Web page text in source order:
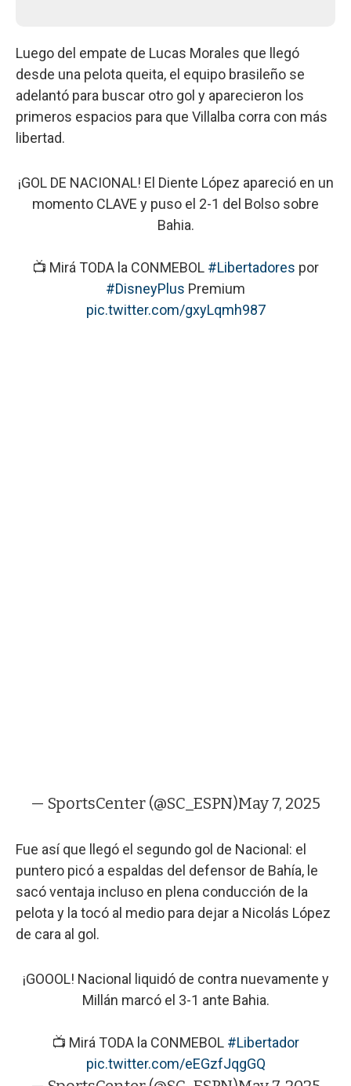
Luego del empate de Lucas Morales que llegó
desde una pelota queita, el equipo brasileño se
adelantó para buscar otro gol y aparecieron los
primeros espacios para que Villalba corra con más
libertad.
¡GOL DE NACIONAL! El Diente López apareció en un
momento CLAVE y puso el 2-1 del Bolso sobre
Bahia.
📺 Mirá TODA la CONMEBOL #Libertadores por
#DisneyPlus Premium
pic.twitter.com/gxyLqmh987
— SportsCenter (@SC_ESPN)May 7, 2025
Fue así que llegó el segundo gol de Nacional: el
puntero picó a espaldas del defensor de Bahía, le
sacó ventaja incluso en plena conducción de la
pelota y la tocó al medio para dejar a Nicolás López
de cara al gol.
¡GOOOL! Nacional liquidó de contra nuevamente y
Millán marcó el 3-1 ante Bahia.
📺 Mirá TODA la CONMEBOL #Libertador
pic.twitter.com/eEGzfJqgGQ